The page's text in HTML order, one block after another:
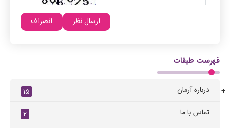
فهرست طبقات
+ درباره آرمان
۱۵
تماس با ما
۲